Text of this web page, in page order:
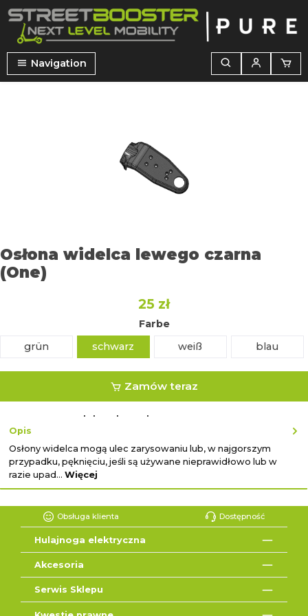
zawartości
Navigation
Osłona widelca lewego czarna
(One)
25 zł
Farbe
grün
schwarz weiß blau
Zamów teraz
lub zakup ekspresowy z ↓
Opis
Osłony widelca mogą ulec zarysowaniu lub, w najgorszym
przypadku, pęknięciu, jeśli są używane nieprawidłowo lub w
razie upad… Więcej
Obsługa klienta Dostępność
Hulajnoga elektryczna
Akcesoria
Serwis Sklepu